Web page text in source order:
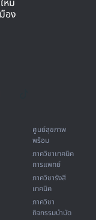
หม่
อง
ศูนย์สุขภาพ
พร้อม
ภาควิชาเทคนิค
การแพทย์
ภาควิชารังสี
เทคนิค
ภาควิชา
กิจกรรมบำบัด